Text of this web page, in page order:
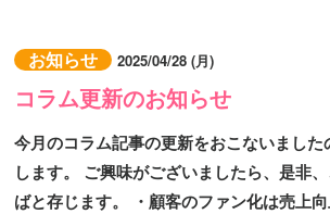
お知らせ 2025/04/28 (月)
コラム更新のお知らせ
今月のコラム記事の更新をおこないまし
します。 ご興味がございましたら、是非
ばと存じます。 ・顧客のファン化は売上